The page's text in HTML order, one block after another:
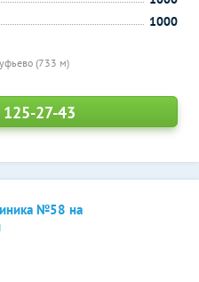
(733 м)
1000
27-43
№58 на